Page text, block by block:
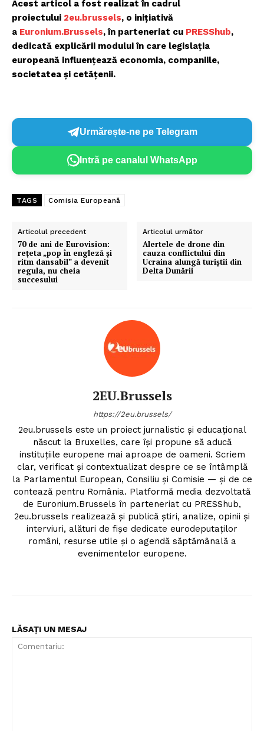
Un proiect
FREEDOM HOUSE ROMÂNIA
Acest articol a fost realizat în cadrul
proiectului 2eu.brussels, o inițiativă
a Euronium.Brussels, în parteneriat cu PRESShub,
dedicată explicării modului în care legislația
europeană influențează economia, companiile,
societatea și cetățenii.
Urmărește-ne pe Telegram
Intră pe canalul WhatsApp
TAGS Comisia Europeană
Articolul precedent
70 de ani de Eurovision:
rețeta „pop în engleză și
ritm dansabil” a devenit
regula, nu cheia
succesului
Articolul următor
Alertele de drone din
cauza conflictului din
Ucraina alungă turiștii din
Delta Dunării
2EU.Brussels
https://2eu.brussels/
2eu.brussels este un proiect jurnalistic și educațional
născut la Bruxelles, care își propune să aducă
instituțiile europene mai aproape de oameni. Scriem
clar, verificat și contextualizat despre ce se întâmplă
la Parlamentul European, Consiliu și Comisie — și de ce
contează pentru România. Platformă media dezvoltată
de Euronium.Brussels în parteneriat cu PRESShub,
2eu.brussels realizează și publică știri, analize, opinii și
interviuri, alături de fișe dedicate eurodeputaților
români, resurse utile și o agendă săptămânală a
evenimentelor europene.
LĂSAȚI UN MESAJ